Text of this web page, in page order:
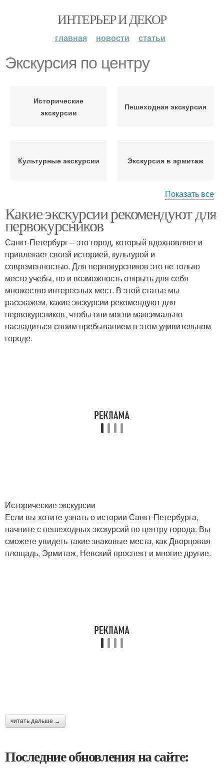
ИНТЕРЬЕР И ДЕКОР
главная новости статьи
Экскурсия по центру
Исторические
экскурсии
Пешеходная экскурсия
Культурные экскурсии Экскурсия в эрмитаж
экскурсии
дворец
Развлекательные
экскурсии
Экскурсия на катере
Показать все
Какие экскурсии рекомендуют для
первокурсников
Санкт-Петербург – это город, который вдохновляет и
привлекает своей историей, культурой и
современностью. Для первокурсников это не только
место учебы, но и возможность открыть для себя
множество интересных мест. В этой статье мы
расскажем, какие экскурсии рекомендуют для
первокурсников, чтобы они могли максимально
насладиться своим пребыванием в этом удивительном
городе.
Исторические экскурсии
Если вы хотите узнать о истории Санкт-Петербурга,
начните с пешеходных экскурсий по центру города. Вы
сможете увидеть такие знаковые места, как Дворцовая
площадь, Эрмитаж, Невский проспект и многие другие.
читать дальше →
Последние обновления на сайте: